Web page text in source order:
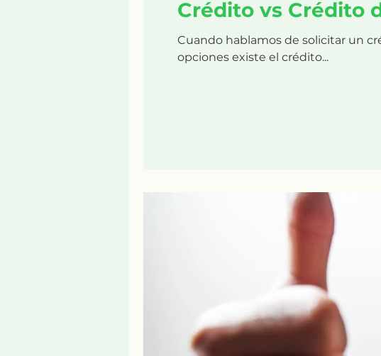
Crédito vs Crédito
Cuando hablamos de solicitar un
opciones existe el crédito...